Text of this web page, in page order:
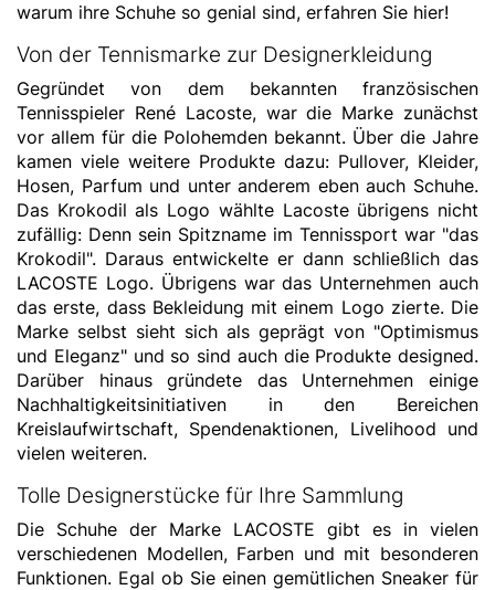
warum ihre Schuhe so genial sind, erfahren Sie hier!
Von der Tennismarke zur Designerkleidung
Gegründet von dem bekannten französischen
Tennisspieler René Lacoste, war die Marke zunächst
vor allem für die Polohemden bekannt. Über die Jahre
kamen viele weitere Produkte dazu: Pullover, Kleider,
Hosen, Parfum und unter anderem eben auch Schuhe.
Das Krokodil als Logo wählte Lacoste übrigens nicht
zufällig: Denn sein Spitzname im Tennissport war "das
Krokodil". Daraus entwickelte er dann schließlich das
LACOSTE Logo. Übrigens war das Unternehmen auch
das erste, dass Bekleidung mit einem Logo zierte. Die
Marke selbst sieht sich als geprägt von "Optimismus
und Eleganz" und so sind auch die Produkte designed.
Darüber hinaus gründete das Unternehmen einige
Nachhaltigkeitsinitiativen in den Bereichen
Kreislaufwirtschaft, Spendenaktionen, Livelihood und
vielen weiteren.
Tolle Designerstücke für Ihre Sammlung
Die Schuhe der Marke LACOSTE gibt es in vielen
verschiedenen Modellen, Farben und mit besonderen
Funktionen. Egal ob Sie einen gemütlichen Sneaker für